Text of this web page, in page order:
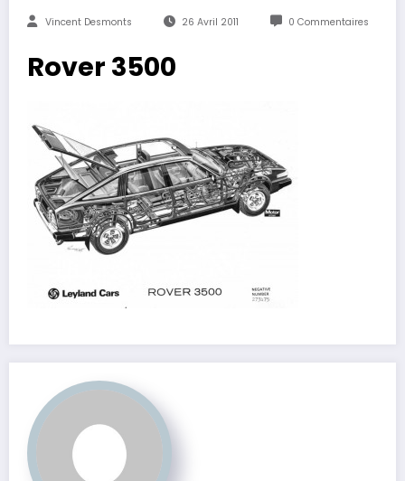
Vincent Desmonts 26 Avril 2011 0 Commentaires
Rover 3500